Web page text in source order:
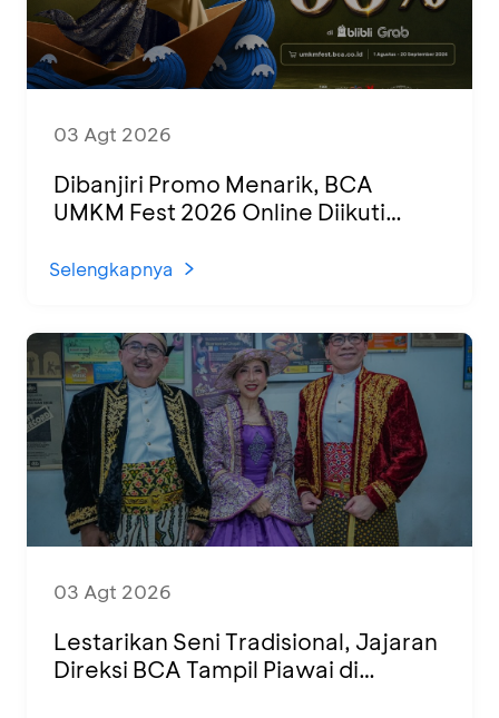
03 Agt 2026
Dibanjiri Promo Menarik, BCA
UMKM Fest 2026 Online Diikuti
Selengkapnya
03 Agt 2026
Lestarikan Seni Tradisional, Jajaran
Direksi BCA Tampil Piawai di